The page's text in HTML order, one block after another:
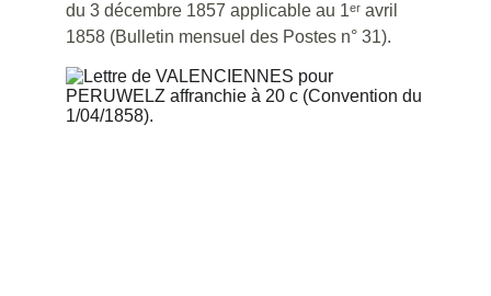
du 3 décembre 1857 applicable au 1ᵉʳ avril
1858 (Bulletin mensuel des Postes n° 31).